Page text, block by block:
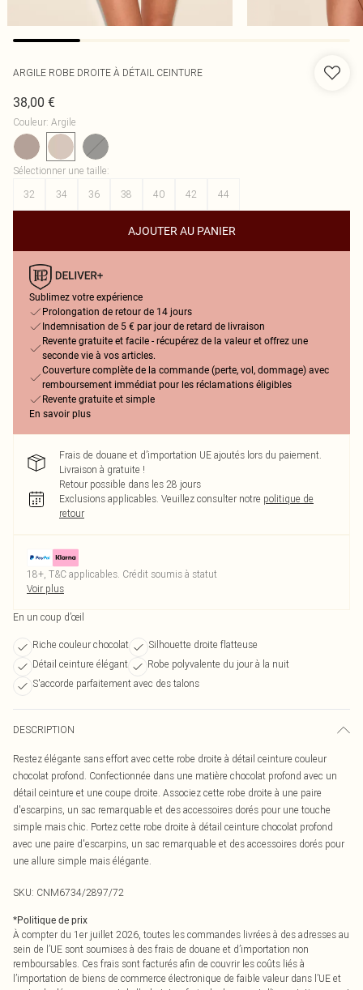
ARGILE ROBE DROITE À DÉTAIL CEINTURE
38,00 €
Couleur: Argile
Sélectionner une taille:
32
34 36 38 40 42 44
AJOUTER AU PANIER
Sublimez votre expérience
Prolongation de retour de 14 jours
Indemnisation de 5 € par jour de retard de livraison
Revente gratuite et facile - récupérez de la valeur et offrez une
seconde vie à vos articles.
Couverture complète de la commande (perte, vol, dommage) avec
remboursement immédiat pour les réclamations éligibles
Revente gratuite et simple
En savoir plus
Frais de douane et d’importation UE ajoutés lors du paiement.
Livraison à gratuite !
Retour possible dans les 28 jours
Exclusions applicables. Veuillez consulter notre politique de
retour
18+, T&C applicables. Crédit soumis à statut
Voir plus
En un coup d’œil
Riche couleur chocolat
Silhouette droite flatteuse
Détail ceinture élégant
Robe polyvalente du jour à la nuit
S'accorde parfaitement avec des talons
DESCRIPTION
Restez élégante sans effort avec cette robe droite à détail ceinture couleur
chocolat profond. Confectionnée dans une matière chocolat profond avec un
détail ceinture et une coupe droite. Associez cette robe droite à une paire
d'escarpins, un sac remarquable et des accessoires dorés pour une touche
simple mais chic. Portez cette robe droite à détail ceinture chocolat profond
avec une paire d'escarpins, un sac remarquable et des accessoires dorés pour
une allure simple mais élégante.
SKU: CNM6734/2897/72
*Politique de prix
À compter du 1er juillet 2026, toutes les commandes livrées à des adresses au
sein de l’UE sont soumises à des frais de douane et d’importation non
remboursables. Ces frais sont facturés afin de couvrir les coûts liés à
l’importation de biens de commerce électronique de faible valeur dans l’UE et